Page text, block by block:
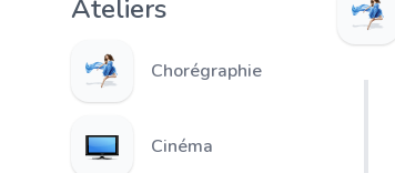
Ateliers
Chorégraphie
Cinéma